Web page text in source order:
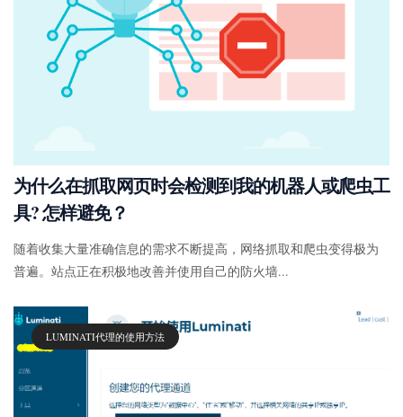
为什么在抓取网页时会检测到我的机器人或爬虫工
具? 怎样避免？
随着收集大量准确信息的需求不断提高，网络抓取和爬虫变得极为
普遍。站点正在积极地改善并使用自己的防火墙...
LUMINATI代理的使用方法